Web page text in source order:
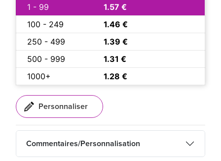
1 - 99
1.57 €
100 - 249
1.46 €
250 - 499
1.39 €
500 - 999
1.31 €
1000+
1.28 €
Commentaires/Personnalisation